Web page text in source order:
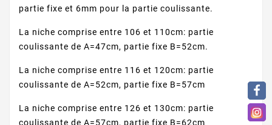
partie fixe et 6mm pour la partie coulissante.
La niche comprise entre 106 et 110cm: partie
coulissante de A=47cm, partie fixe B=52cm.
La niche comprise entre 116 et 120cm: partie
coulissante de A=52cm, partie fixe B=57cm
La niche comprise entre 126 et 130cm: partie
coulissante de A=57cm, partie fixe B=62cm